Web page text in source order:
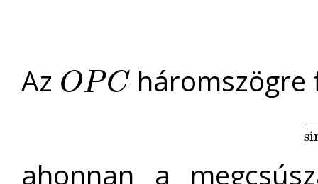
Az OPC
OPC
ahonnan a